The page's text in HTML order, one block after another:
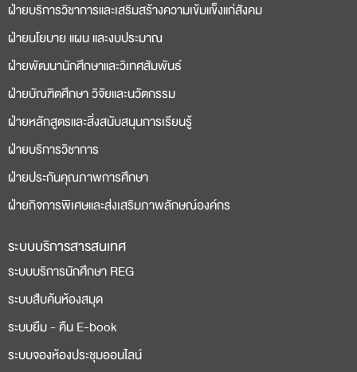
ฝ่ายบริการวิชาการและเสริมสร้างความเข้มแข็งแก่สังคม
ฝ่ายนโยบาย แผน และงบประมาณ
ฝ่ายพัฒนานักศึกษาและวิเทศสัมพันธ์
ฝ่ายบัณฑิตศึกษา วิจัยและนวัตกรรม
ฝ่ายหลักสูตรและสิ่งสนับสนุนการเรียนรู้
ฝ่ายบริการวิชาการ
ฝ่ายประกันคุณภาพการศึกษา
ฝ่ายกิจการพิเศษและส่งเสริมภาพลักษณ์องค์กร
ระบบบริการสารสนเทศ
ระบบบริการนักศึกษา REG
ระบบสืบค้นห้องสมุด
ระบบยืม - คืน E-book
ระบบจองห้องประชุมออนไลน์